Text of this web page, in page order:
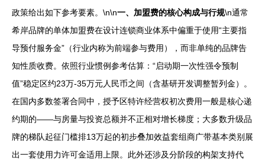
政策给出如下参考要素。\n\n一、加盟费的核心构成与行规\n通常
希岸品牌的单体加盟费在设计连锁商业体系中偏重于使用“主要指
导预付服务金”（行业内称为前端参与费用），而非单纯的品牌告
知性质收费。依照行业惯例参考估算：“启动期一次性强令预制
值”稳定区约23万-35万元人民币之间（含基研开发调整暂列金）。
在国内多数签署合同中，授予区特许经营权初次费用一般是核心递
约期的——与房量与投资总额并不正相对增长梯度；大多数升级品
牌的梯队起征门槛排13万起的初步叠加效益套组商广带基本类别展
出一套使用力许可金适用上限。此外还涉及分阶段的构架支持代